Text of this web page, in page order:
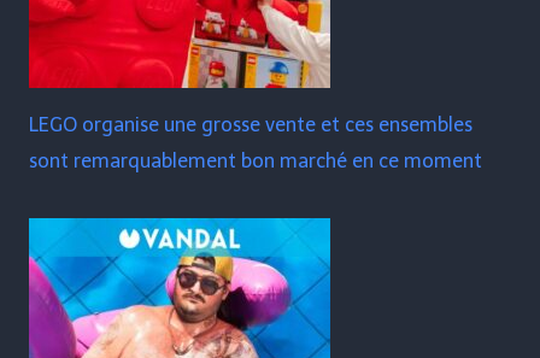
LEGO organise une grosse vente et ces ensembles
sont remarquablement bon marché en ce moment